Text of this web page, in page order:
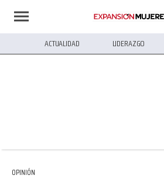
ACTUALIDAD LIDERAZGO
OPINIÓN